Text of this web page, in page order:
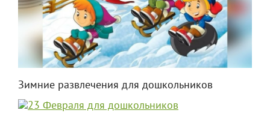
Зимние развлечения для дошкольников